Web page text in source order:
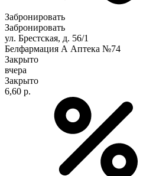
Забронировать
Забронировать
ул. Брестская, д. 56/1
Белфармация А Аптека №74
Закрыто
вчера
Закрыто
6,60 р.